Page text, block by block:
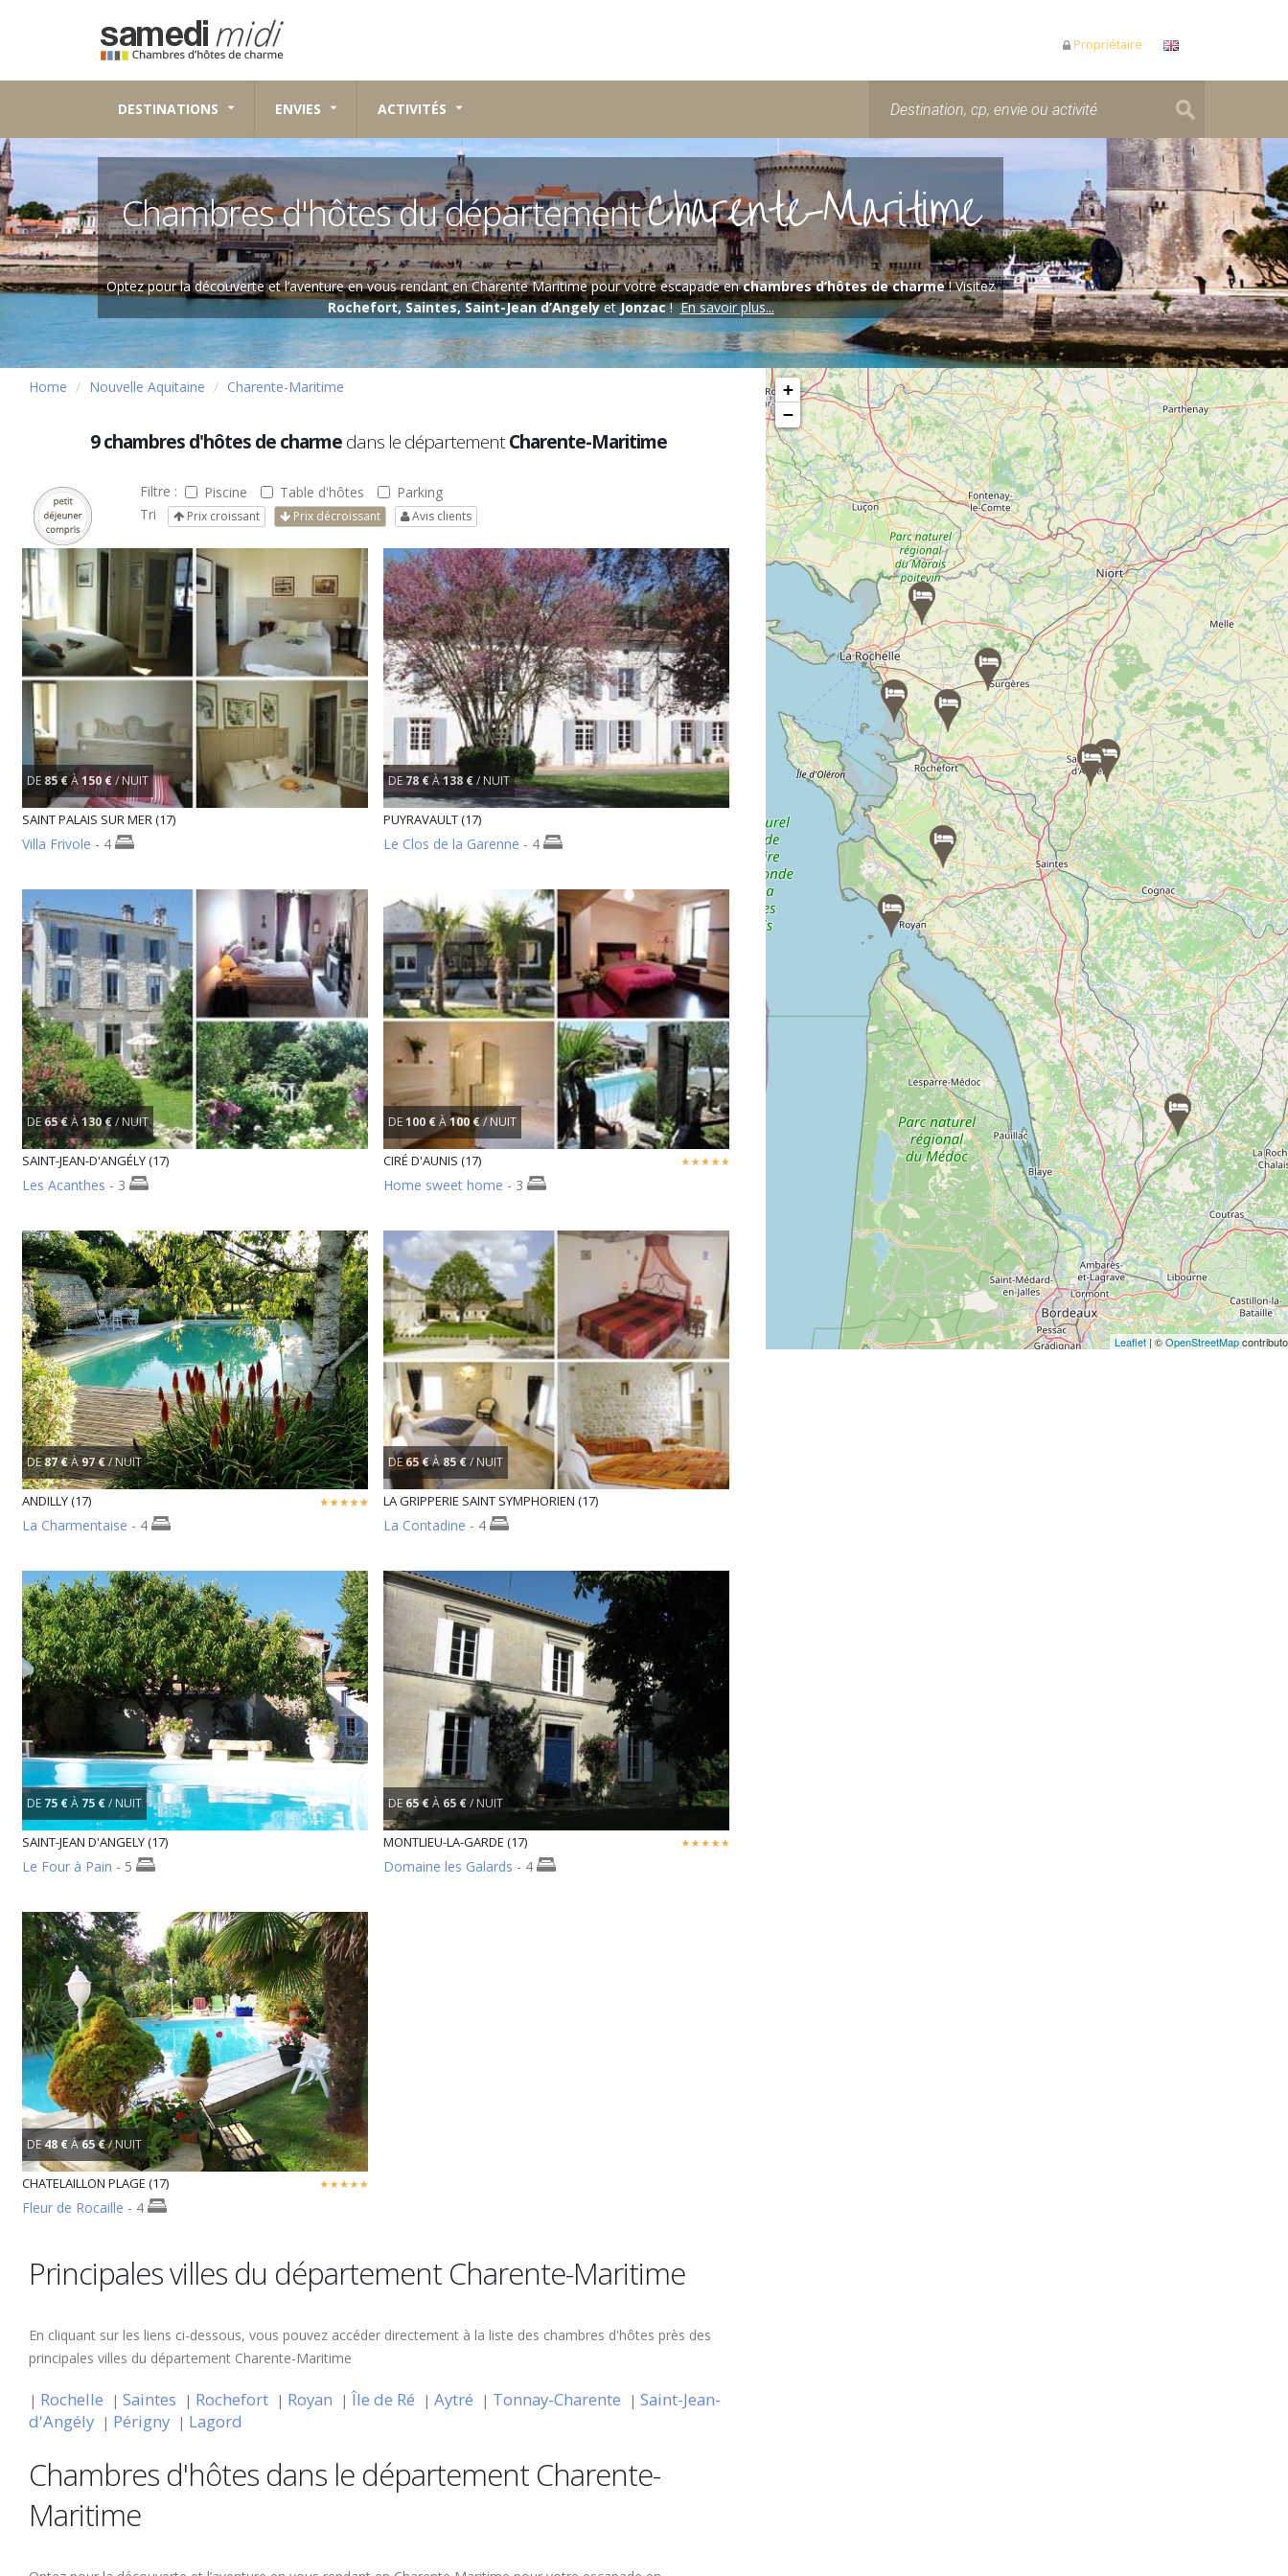
Propriétaire
DESTINATIONS ENVIES ACTIVITÉS
Chambres d'hôtes du départementCharente-Maritime
Optez pour la découverte et l’aventure en vous rendant en Charente Maritime pour votre escapade enchambres d’hôtes de charme! Visitez
Rochefort, Saintes, Saint-Jean d’AngelyetJonzac!En savoir plus...
Home Nouvelle Aquitaine Charente-Maritime
9 chambres d'hôtes de charmedans le départementCharente-Maritime
Filtre : Piscine Table d'hôtes
Parking
Tri
Prix croissant Prix décroissant Avis clients
DE 85 €À150 €/ NUIT
SAINT PALAIS SUR MER (17)
Villa Frivole - 4
DE78 €À138 €/ NUIT
PUYRAVAULT (17)
Le Clos de la Garenne - 4
DE65 €À130 €/ NUIT
SAINT-JEAN-D'ANGÉLY (17)
Les Acanthes - 3
DE100 €À100 €/ NUIT
CIRÉ D'AUNIS (17)
Home sweet home - 3
DE87 €À97 €/ NUIT
ANDILLY (17)
La Charmentaise - 4
DE65 €À85 €/ NUIT
LA GRIPPERIE SAINT SYMPHORIEN (17)
La Contadine - 4
DE 75 €À 75 €/ NUIT
SAINT-JEAN D'ANGELY (17)
Le Four à Pain - 5
DE 65 €À 65 €/ NUIT
MONTLIEU-LA-GARDE (17)
Domaine les Galards - 4
DE48 €À65 €/ NUIT
CHATELAILLON PLAGE (17)
Fleur de Rocaille - 4
Principales villes du département Charente-Maritime
En cliquant sur les liens ci-dessous, vous pouvez accéder directement à la liste des chambres d'hôtes près des
principales villes du département Charente-Maritime
| Rochelle | Saintes | Rochefort | Royan | Île de Ré | Aytré | Tonnay-Charente | Saint-Jean-
d'Angély | Périgny | Lagord
Chambres d'hôtes dans le département Charente-
Maritime
Veuillez patienter pendant le chargement de la carte
+
−
Leaflet| ©OpenStreetMap